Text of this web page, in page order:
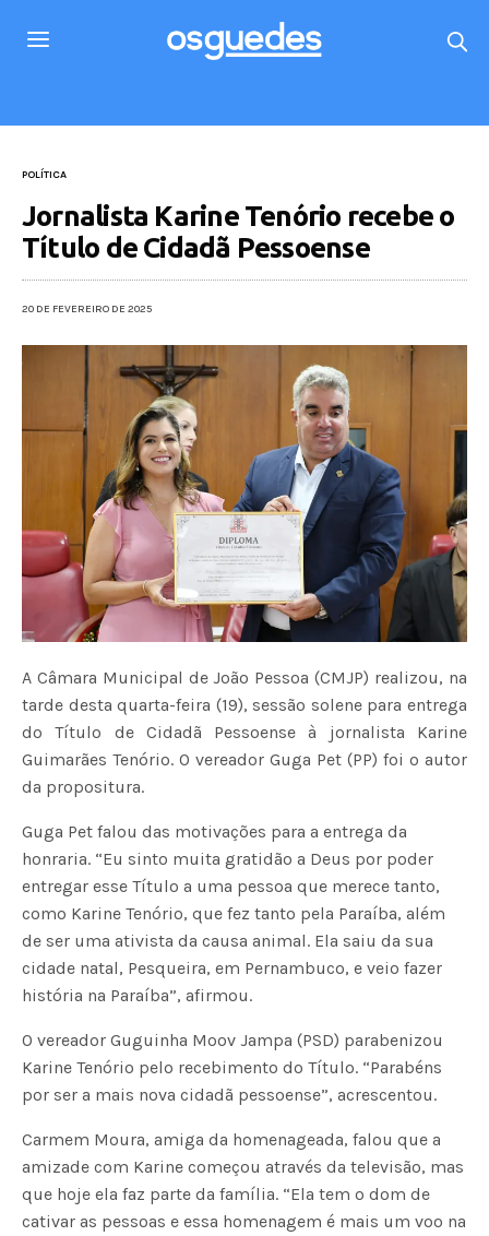
POLÍTICA
Jornalista Karine Tenório recebe o
Título de Cidadã Pessoense
20 DE FEVEREIRO DE 2025
A Câmara Municipal de João Pessoa (CMJP) realizou, na
tarde desta quarta-feira (19), sessão solene para entrega
do Título de Cidadã Pessoense à jornalista Karine
Guimarães Tenório. O vereador Guga Pet (PP) foi o autor
da propositura.
Guga Pet falou das motivações para a entrega da
honraria. “Eu sinto muita gratidão a Deus por poder
entregar esse Título a uma pessoa que merece tanto,
como Karine Tenório, que fez tanto pela Paraíba, além
de ser uma ativista da causa animal. Ela saiu da sua
cidade natal, Pesqueira, em Pernambuco, e veio fazer
história na Paraíba”, afirmou.
O vereador Guguinha Moov Jampa (PSD) parabenizou
Karine Tenório pelo recebimento do Título. “Parabéns
por ser a mais nova cidadã pessoense”, acrescentou.
Carmem Moura, amiga da homenageada, falou que a
amizade com Karine começou através da televisão, mas
que hoje ela faz parte da família. “Ela tem o dom de
cativar as pessoas e essa homenagem é mais um voo na